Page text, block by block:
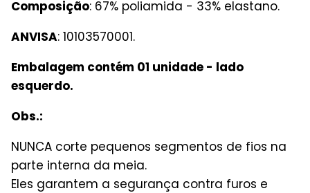
Composição: 67% poliamida - 33% elastano.
ANVISA: 10103570001.
Embalagem contém 01 unidade - lado
esquerdo.
Obs.:
NUNCA corte pequenos segmentos de fios na
parte interna da meia.
Eles garantem a segurança contra furos e